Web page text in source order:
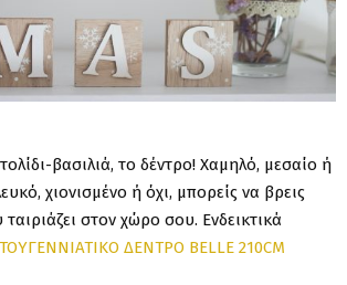
βασιλιά, το δέντρο! Χαμηλό, μεσαίο ή
χιονισμένο ή όχι, μπορείς να βρεις
στον χώρο σου. Ενδεικτικά
ΔΕΝΤΡΟ BELLE 210CM